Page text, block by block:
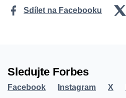
Sdílet na Facebooku
Sledujte Forbes
Facebook Instagram X